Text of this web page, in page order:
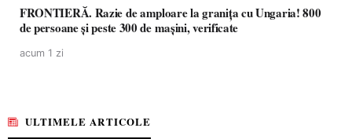
FRONTIERĂ. Razie de amploare la granița cu Ungaria! 800
de persoane și peste 300 de mașini, verificate
acum 1 zi
ULTIMELE ARTICOLE